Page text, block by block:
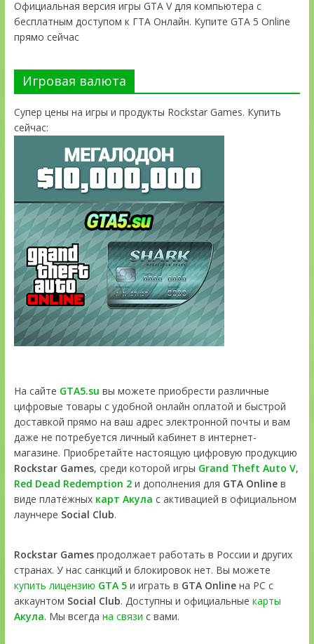
Официальная версия игры GTA V для компьютера с
бесплатным доступом к ГТА Онлайн. Купите GTA 5 Online
прямо сейчас
Игровая валюта
Супер цены на игры и продукты Rockstar Games. Купить
сейчас:
На сайте GTA5.su вы можете приобрести различные
цифровые товары с удобной онлайн оплатой и быстрой
доставкой прямо на ваш адрес электронной почты и вам
даже не потребуется личный кабинет в интернет-
магазине. Приобретайте настоящую цифровую продукцию
Rockstar Games, среди которой игры Grand Theft Auto V,
Red Dead Redemption 2и дополнения для GTA Onlineв
виде платёжных карт Акула с активацией в официальном
лаунчере Social Club.
Rockstar Gamesпродолжает работать в России и других
странах. У нас санкций и блокировок нет. Вы можете
купить лицензию GTA 5и играть в GTA Onlineна PC с
аккаунтом Social Club. Доступны и официальные карты
Акула. Мы всегда на связи с вами.